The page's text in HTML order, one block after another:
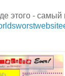
этого - самый